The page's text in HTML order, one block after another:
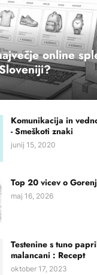
online
Komunikacija in
- Smeškoti znaki
junij 15, 2020
Top 20 vicev o
maj 16, 2026
Testenine s tuno
malancani : Recept
oktober 17, 2023